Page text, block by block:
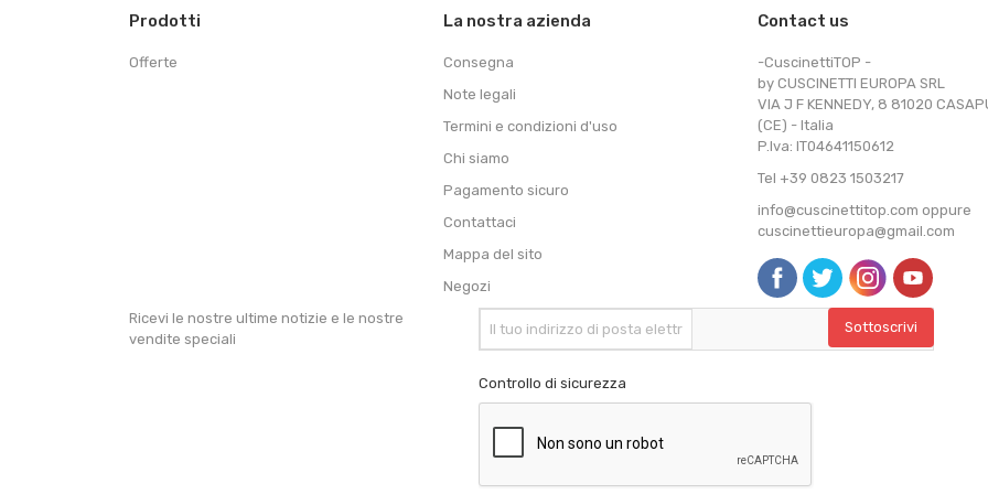
Prodotti
Offerte
La nostra azienda
Consegna
Note legali
Termini e condizioni d'uso
Chi siamo
Pagamento sicuro
Contattaci
Mappa del sito
Negozi
Contact us
-CuscinettiTOP -
by CUSCINETTI EUROPA SRL
VIA J F KENNEDY, 8 81020
(CE) - Italia
P.Iva: IT04641150612
Tel +39 0823 1503217
info@cuscinettitop.com oppure
cuscinettieuropa@gmail.com
Ricevi le nostre ultime notizie e le nostre
vendite speciali
Controllo di sicurezza